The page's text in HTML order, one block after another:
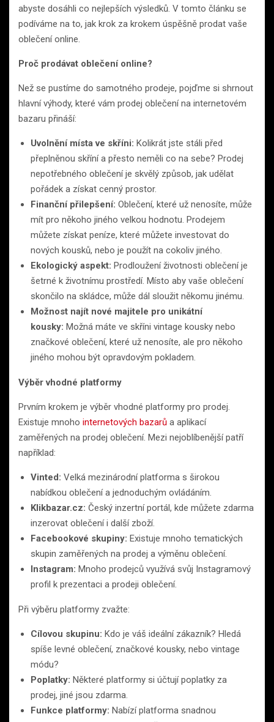
abyste dosáhli co nejlepších výsledků. V tomto článku se
podíváme na to, jak krok za krokem úspěšně prodat vaše
oblečení online.
Proč prodávat oblečení online?
Než se pustíme do samotného prodeje, pojďme si shrnout
hlavní výhody, které vám prodej oblečení na internetovém
bazaru přináší:
Uvolnění místa ve skříni: Kolikrát jste stáli před
přeplněnou skříní a přesto neměli co na sebe? Prodej
nepotřebného oblečení je skvělý způsob, jak udělat
pořádek a získat cenný prostor.
Finanční přilepšení: Oblečení, které už nenosíte, může
mít pro někoho jiného velkou hodnotu. Prodejem
můžete získat peníze, které můžete investovat do
nových kousků, nebo je použít na cokoliv jiného.
Ekologický aspekt: Prodloužení životnosti oblečení je
šetrné k životnímu prostředí. Místo aby vaše oblečení
skončilo na skládce, může dál sloužit někomu jinému.
Možnost najít nové majitele pro unikátní
kousky: Možná máte ve skříni vintage kousky nebo
značkové oblečení, které už nenosíte, ale pro někoho
jiného mohou být opravdovým pokladem.
Výběr vhodné platformy
Prvním krokem je výběr vhodné platformy pro prodej.
Existuje mnoho internetových bazarů a aplikací
zaměřených na prodej oblečení. Mezi nejoblíbenější patří
například:
Vinted: Velká mezinárodní platforma s širokou
nabídkou oblečení a jednoduchým ovládáním.
Klikbazar.cz: Český inzertní portál, kde můžete zdarma
inzerovat oblečení i další zboží.
Facebookové skupiny: Existuje mnoho tematických
skupin zaměřených na prodej a výměnu oblečení.
Instagram: Mnoho prodejců využívá svůj Instagramový
profil k prezentaci a prodeji oblečení.
Při výběru platformy zvažte:
Cílovou skupinu: Kdo je váš ideální zákazník? Hledá
spíše levné oblečení, značkové kousky, nebo vintage
módu?
Poplatky: Některé platformy si účtují poplatky za
prodej, jiné jsou zdarma.
Funkce platformy: Nabízí platforma snadnou